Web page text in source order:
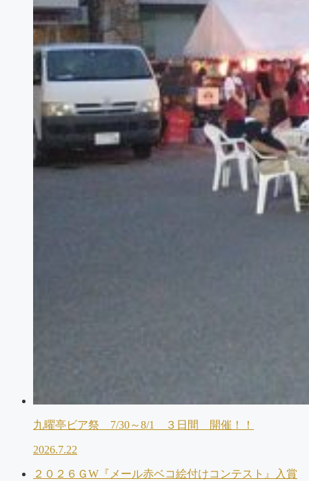
九曜亭ビア祭 7/30～8/1 ３日間 開催！！
2026.7.22
２０２６ＧW『メール赤ベコ絵付けコンテスト』入賞